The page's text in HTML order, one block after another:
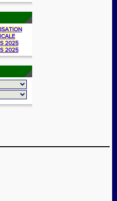
2025
2025